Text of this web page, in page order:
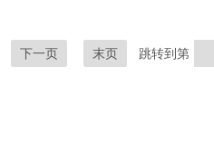
下一页 末页 跳转到第